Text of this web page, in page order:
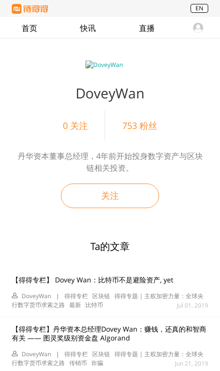
EN
首页 快讯 直播
DoveyWan
0 关注 753粉丝
丹华资本董事总经理，4年前开始投身数字资产与区块
链相关投资。
关注
Ta的文章
【得得专栏】 Dovey Wan：比特币不是避险资产, yet
DoveyWan | 得得专栏 区块链 得得专题 | 主权加密力量：全球央
行数字货币求索之路 最新 比特币 Jul 01, 2019
【得得专栏】丹华资本总经理Dovey Wan：赚钱，还真的和智商
有关 —— 图灵奖级别资金盘 Algorand
DoveyWan | 得得专栏 区块链 得得专题 | 主权加密力量：全球央
行数字货币求索之路 传销币 诈骗 Jun 21, 2019